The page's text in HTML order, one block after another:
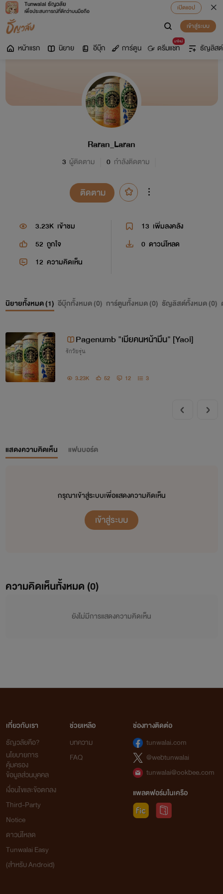
Tunwalai ธัญวลัย
เพื่อประสบการณ์ที่ดีกว่าบนมือถือ
เปิดแอป
เข้าสู่ระบบ
หน้าแรก นิยาย อีบุ๊ก การ์ตูน
มาใหม่
ดรีมแชท ธัญลิสต์
Raran_Laran
3 ผู้ติดตาม 0 กำลังติดตาม
ติดตาม
3.23K เข้าชม 13 เพิ่มลงคลัง
52 ถูกใจ 0 ดาวน์โหลด
12 ความคิดเห็น
นิยายทั้งหมด (1) อีบุ๊กทั้งหมด (0) การ์ตูนทั้งหมด (0) ธัญลิสต์ทั้งหมด (0)
Pagenumb "เมียคนหน้ามึน" [Yaoi]
รักวัยรุ่น
3.23K 52 12 3
แสดงความคิดเห็น แฟนบอร์ด
กรุณาเข้าสู่ระบบเพื่อแสดงความคิดเห็น
เข้าสู่ระบบ
ความคิดเห็นทั้งหมด (0)
ยังไม่มีการแสดงความคิดเห็น
เกี่ยวกับเรา
ธัญวลัยคือ?
นโยบายการ
คุ้มครอง
ข้อมูลส่วนบุคคล
เงื่อนไขและข้อตกลง
Third-Party
Notice
ดาวน์โหลด
Tunwalai Easy
(สำหรับ Android)
ช่วยเหลือ
บทความ
FAQ
ช่องทางติดต่อ
tunwalai.com
@webtunwalai
tunwalai@ookbee.com
แพลตฟอร์มในเครือ